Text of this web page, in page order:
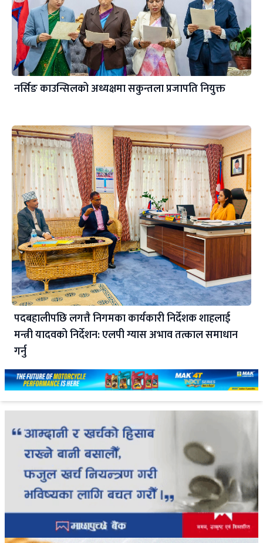
नर्सिङ काउन्सिलको अध्यक्षमा सकुन्तला प्रजापति नियुक्त
पदबहालीपछि लगत्तै निगमका कार्यकारी निर्देशक शाहलाई
मन्त्री यादवको निर्देशन: एलपी ग्यास अभाव तत्काल समाधान
गर्नु